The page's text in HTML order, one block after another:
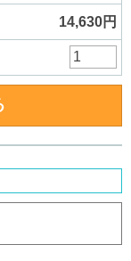
14,630円